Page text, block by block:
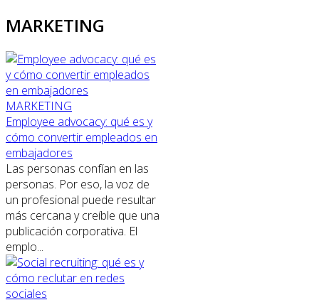
MARKETING
MARKETING
Employee advocacy: qué es y
cómo convertir empleados en
embajadores
Las personas confían en las
personas. Por eso, la voz de
un profesional puede resultar
más cercana y creíble que una
publicación corporativa. El
emplo...